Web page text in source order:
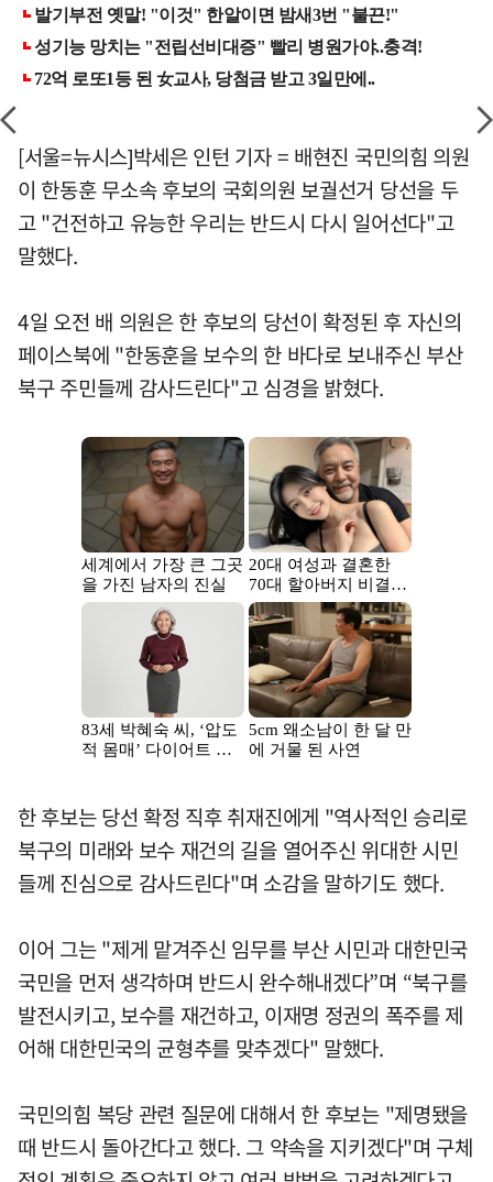
[서울=뉴시스]박세은 인턴 기자 = 배현진 국민의힘 의원
이 한동훈 무소속 후보의 국회의원 보궐선거 당선을 두
고 "건전하고 유능한 우리는 반드시 다시 일어선다"고
말했다.
4일 오전 배 의원은 한 후보의 당선이 확정된 후 자신의
페이스북에 "한동훈을 보수의 한 바다로 보내주신 부산
북구 주민들께 감사드린다"고 심경을 밝혔다.
한 후보는 당선 확정 직후 취재진에게 "역사적인 승리로
북구의 미래와 보수 재건의 길을 열어주신 위대한 시민
들께 진심으로 감사드린다"며 소감을 말하기도 했다.
이어 그는 "제게 맡겨주신 임무를 부산 시민과 대한민국
국민을 먼저 생각하며 반드시 완수해내겠다”며 “북구를
발전시키고, 보수를 재건하고, 이재명 정권의 폭주를 제
어해 대한민국의 균형추를 맞추겠다" 말했다.
국민의힘 복당 관련 질문에 대해서 한 후보는 "제명됐을
때 반드시 돌아간다고 했다. 그 약속을 지키겠다"며 구체